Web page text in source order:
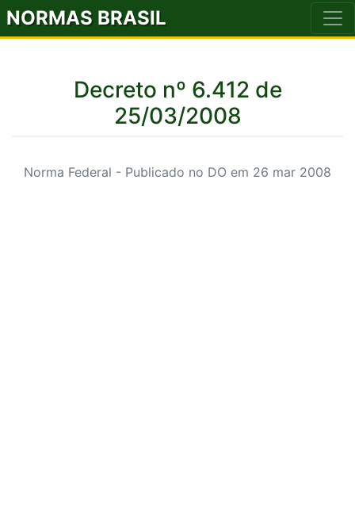
NORMAS BRASIL
Decreto nº 6.412 de
25/03/2008
Norma Federal - Publicado no DO em 26 mar 2008